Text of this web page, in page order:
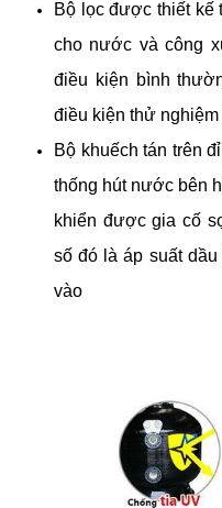
Bộ lọc được thiết kế
cho nước và công
điều kiện bình
điều kiện thử
Bộ khuếch tán trên
thống hút nước bên
khiển được gia cố
số đó là áp suất
vào